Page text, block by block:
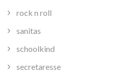
rock n roll
sanitas
schoolkind
secretaresse